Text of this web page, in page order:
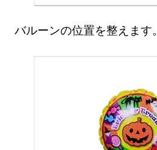
バルーンの位置を整えます。